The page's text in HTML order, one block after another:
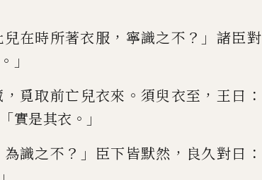
兒在時所著衣服 ， 寧識之不 ？」 諸臣對
。」
， 覓取前亡兒衣來 。 須臾衣至 ， 王曰 ：
實是其衣 。」
為識之不 ？」 臣下皆默然 ， 良久對曰 ：